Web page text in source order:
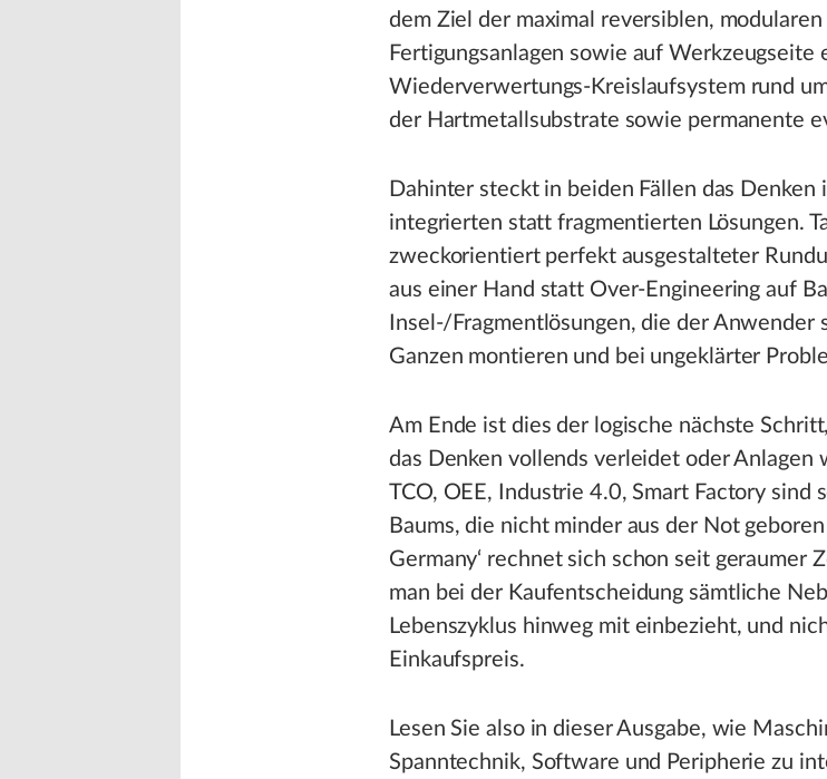
dem Ziel der maximal reversiblen,
Fertigungsanlagen sowie auf Werkzeugseite
Wiederverwertungs-Kreislaufsystem rund
der Hartmetallsubstrate sowie permanente
Dahinter steckt in beiden Fällen das Denken
integrierten statt fragmentierten Lösungen.
zweckorientiert perfekt ausgestalteter
aus einer Hand statt Over-Engineering auf
Insel-/Fragmentlösungen, die der Anwender
Ganzen montieren und bei ungeklärter
Am Ende ist dies der logische nächste
das Denken vollends verleidet oder Anlagen
TCO, OEE, Industrie 4.0, Smart Factory sind
Baums, die nicht minder aus der Not
Germany‘ rechnet sich schon seit geraumer
man bei der Kaufentscheidung sämtliche
Lebenszyklus hinweg mit einbezieht, und
Einkaufspreis.
Lesen Sie also in dieser Ausgabe, wie
Spanntechnik, Software und Peripherie zu